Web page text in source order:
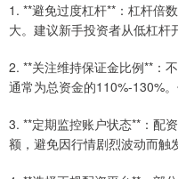
1. **避免过度杠杆**：杠杆倍
大。建议新手投资者从低杠杆
2. **关注维持保证金比例**：
通常为总资金的110%-130%
3. **定期监控账户状态**：配
额，避免因行情剧烈波动而触